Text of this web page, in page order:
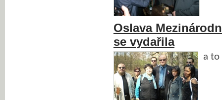
Oslava
se vydařila
a to